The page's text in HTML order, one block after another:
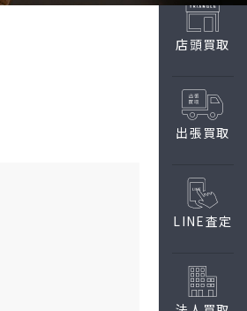
店頭買取
出張買取
LINE査定